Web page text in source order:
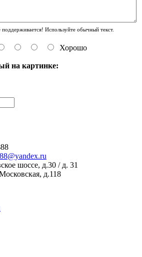
Используйте обычный текст.
Хорошо
на картинке:
шоссе, д.30 / д. 31
д.118